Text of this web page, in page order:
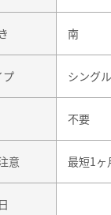
南
プ シングル
不要
意 最短1ヶ